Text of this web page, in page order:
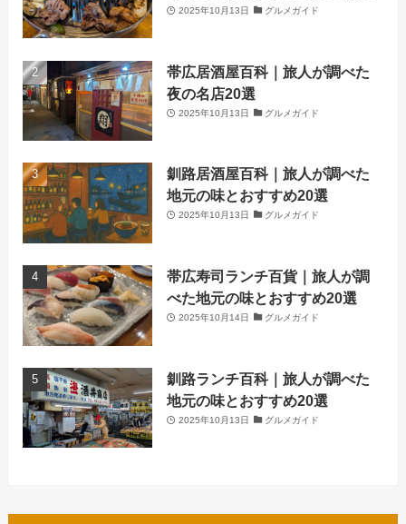
2025年10月13日 グルメガイド
帯広居酒屋百科｜旅人が調べた
夜の名店20選
2025年10月13日 グルメガイド
釧路居酒屋百科｜旅人が調べた
地元の味とおすすめ20選
2025年10月13日 グルメガイド
帯広寿司ランチ百貨｜旅人が調
べた地元の味とおすすめ20選
2025年10月14日 グルメガイド
釧路ランチ百科｜旅人が調べた
地元の味とおすすめ20選
2025年10月13日 グルメガイド